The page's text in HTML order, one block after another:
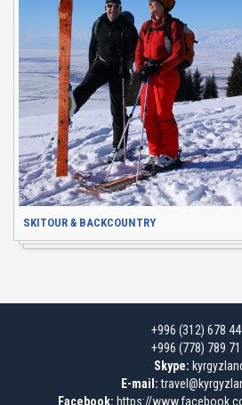
SKITOUR & BACKCOUNTRY
+996 (312) 678
+996 (778) 789
Skype:
E-mail:
Facebook: https://